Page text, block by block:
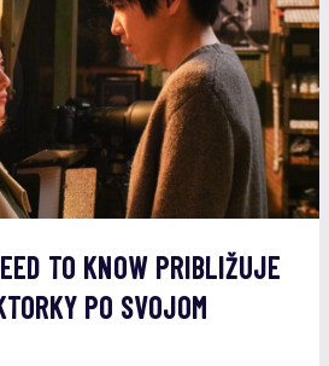
TO KNOW PRIBLIŽUJE
PO SVOJOM